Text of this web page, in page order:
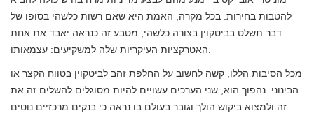
להטבות בחירות. בכל מקרה, האמת היא שאם רשות כלשהי בסופו של
דבר תשלט בביטקוין בצורה כלשהי, מטבע זה כנראה יאבד את אחת
מכל הסיבות הללו, קשה לחשוב על החלפת זהב לביטקוין בטווח הקצר או
הבינוני. נהפוך הוא, שני הערכים עשויים להיות מסוגלים להשלים זה את
זה ולמצוא ביקוש הולך וגובר בעולם בו נראה כי בנקים מרכזיים נוטים